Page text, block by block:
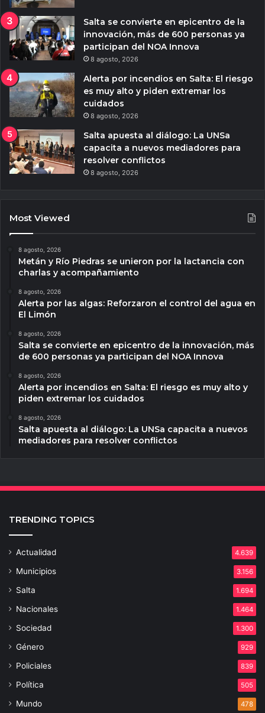
Salta se convierte en epicentro de la
innovación, más de 600 personas ya
participan del NOA Innova
8 agosto, 2026
Alerta por incendios en Salta: El riesgo
es muy alto y piden extremar los
cuidados
8 agosto, 2026
Salta apuesta al diálogo: La UNSa
capacita a nuevos mediadores para
resolver conflictos
8 agosto, 2026
Most Viewed
8 agosto, 2026
Metán y Río Piedras se unieron por la lactancia con
charlas y acompañamiento
8 agosto, 2026
Alerta por las algas: Reforzaron el control del agua en
El Limón
8 agosto, 2026
Salta se convierte en epicentro de la innovación, más
de 600 personas ya participan del NOA Innova
8 agosto, 2026
Alerta por incendios en Salta: El riesgo es muy alto y
piden extremar los cuidados
8 agosto, 2026
Salta apuesta al diálogo: La UNSa capacita a nuevos
mediadores para resolver conflictos
TRENDING TOPICS
Actualidad 4.639
Municipios 3.156
Salta 1.694
Nacionales 1.464
Sociedad 1.300
Género 929
Policiales 839
Política 505
Mundo 478